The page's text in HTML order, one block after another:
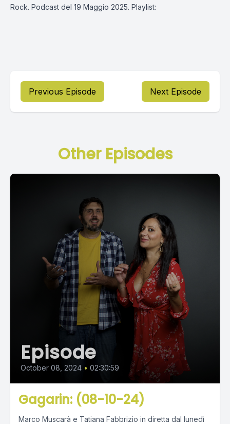
Rock. Podcast del 19 Maggio 2025. Playlist:
Previous Episode Next Episode
Other Episodes
Episode
October 08, 2024 • 02:30:59
Gagarin: (08-10-24)
Marco Muscarà e Tatiana Fabbrizio in diretta dal lunedì